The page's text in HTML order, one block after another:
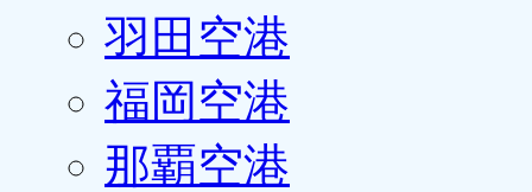
羽田空港
福岡空港
那覇空港